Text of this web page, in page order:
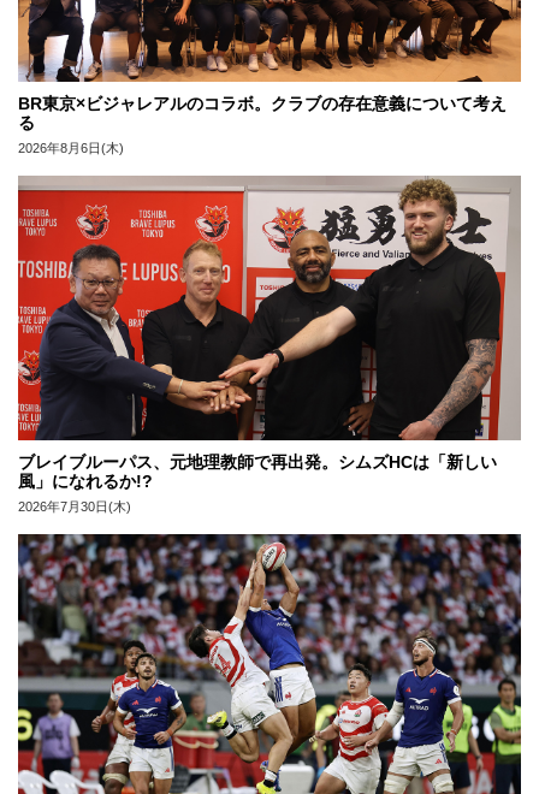
BR東京×ビジャレアルのコラボ。クラブの存在意義について考え
る
2026年8月6日(木)
ブレイブルーパス、元地理教師で再出発。シムズHCは「新しい
風」になれるか!?
2026年7月30日(木)